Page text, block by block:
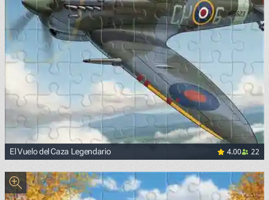
El Vuelo del Caza Legendario 4.00 22